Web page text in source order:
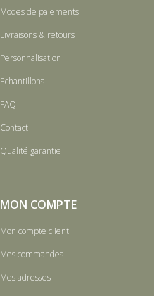
Modes de paiements
Livraisons & retours
Personnalisation
Echantillons
FAQ
Contact
Qualité garantie
MON COMPTE
Mon compte client
Mes commandes
Mes adresses